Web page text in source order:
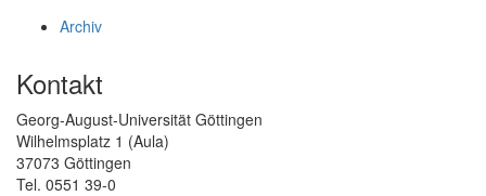
Archiv
Kontakt
Georg-August-Universität Göttingen
Wilhelmsplatz 1 (Aula)
37073 Göttingen
Tel. 0551 39-0